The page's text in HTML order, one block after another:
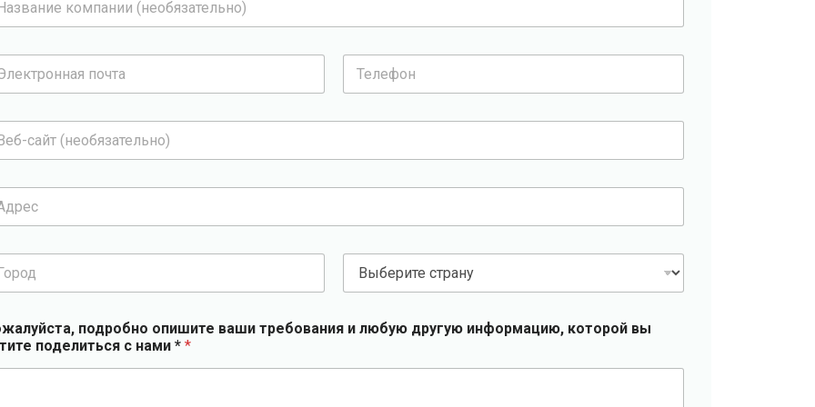
*
Т
л
н
*
с
р
н
*
подробно опишите ваши требования и любую другую информацию, которой вы
поделиться с нами * *